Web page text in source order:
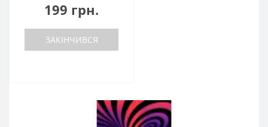
199 грн.
ЗАКІНЧИВСЯ